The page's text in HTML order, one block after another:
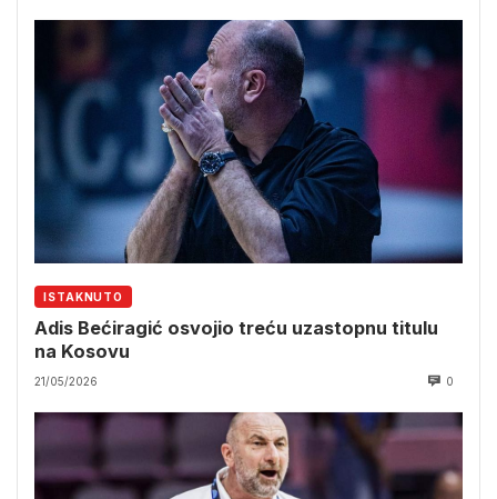
ISTAKNUTO
Adis Bećiragić osvojio treću uzastopnu titulu
na Kosovu
21/05/2026 0